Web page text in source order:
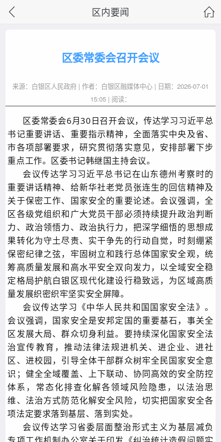
区内要闻
区委常委会召开会议
来源：白银区人民政府 | 作者：白银区融媒体中心 | 日期：2026-07-01
15:05 | 阅读：
区委常委会6月30 日召开会议，传达学习习近平总
书记重要讲话、重要指示精神，全面落实中央及省、
市各项部署要求，研究贯彻落实意见，安排部署下步
重点工作。区委书记韩继国主持会议。
会议传达学习习近平总书记在山东德州考察时的
重要讲话精神、给新华社老党员张连生的回信精神及
关于保密工作、国家安全的重要论述。会议强调，全
区各级党组织和广大党员干部必须持续提升政治判断
力、政治领悟力、政治执行力，把深学细悟的思想成
果转化为守土尽责、实干争先的行动自觉，时刻绷紧
保密纪律之弦，牢固树立和践行总体国家安全观，统
筹高质量发展和高水平安全双向发力，以全域安全稳
定格局护航白银区现代化建设行稳致远，为区域高质
量发展织密织牢坚实安全屏障。
会议传达学习《中华人民共和国国家安全法》。
会议强调，国家安全是安邦定国的重要基石，事关全
区发展大局、群众切身利益。要持续深化国家安全法
治宣传教育，推动法律法规进机关、进企业、进社
区、进校园，引导全体干部群众树牢全民国家安全意
识；健全全域覆盖、上下联动、协同高效的安全防控
体系，常态化排查化解各领域风险隐患，以法治思
维、法治方式防范化解安全风险，切实把国家安全各
项法定要求落到基层、落到实处。
会议传达学习省委层面整治形式主义为基层减负